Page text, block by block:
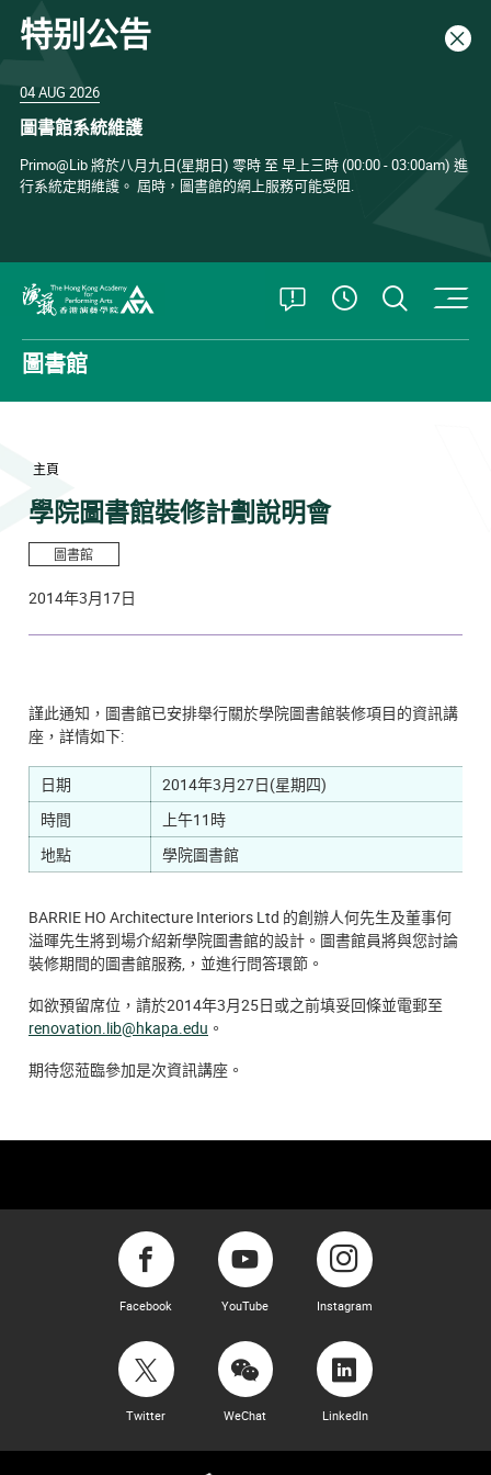
特别公告 關閉
04 AUG 2026
圖書館系統維護
Primo@Lib 將於八月九日(星期日) 零時 至 早上三時 (00:00 - 03:00am) 進
行系統定期維護。 屆時，圖書館的網上服務可能受阻.
打開特別公告
查看開放時
打開
圖書館
主頁
學院圖書館裝修計劃說明會
圖書館
2014年3月17日
謹此通知，圖書館已安排舉行關於學院圖書館裝修項目的資訊講
座，詳情如下:
日期
2014年3月27日(星期四)
時間
上午11時
地點
學院圖書館
BARRIE HO Architecture Interiors Ltd 的創辦人何先生及董事何
溢暉先生將到場介紹新學院圖書館的設計。圖書館員將與您討論
裝修期間的圖書館服務,，並進行問答環節。
如欲預留席位，請於2014年3月25日或之前填妥回條並電郵至
renovation.lib@hkapa.edu 。
期待您蒞臨參加是次資訊講座。
Facebook YouTube Instagram
Twitter WeChat LinkedIn